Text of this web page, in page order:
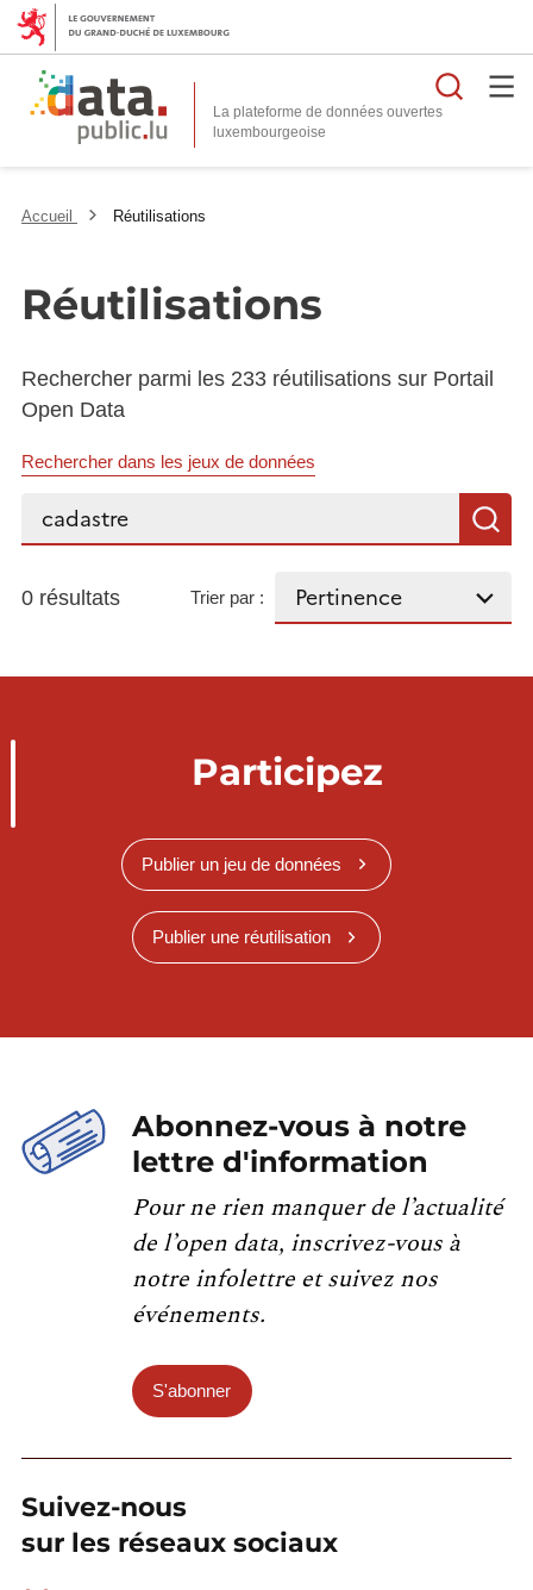
La plateforme de données ouvertes
Accueil Réutilisations
Réutilisations
Rechercher parmi les 233 réutilisations sur Portail
Open Data
Rechercher dans les jeux de données
Rechercher...
0 résultats Trier par :
Participez
Publier un jeu de données
Publier une réutilisation
Abonnez-vous à notre
lettre d'information
Pour ne rien manquer de l’actualité
de l’open data, inscrivez-vous à
notre infolettre et suivez nos
événements.
S'abonner
Suivez-nous
sur les réseaux sociaux